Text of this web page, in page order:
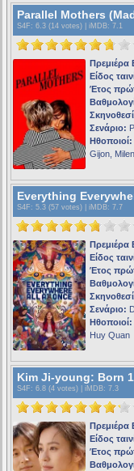
Parallel Mothers
S4F : 6.3 (14 votes) | iMDB: 7.1
Πρεμιέρα
Είδος
Έτος
Σενάριο:
Ηθοποιοί:
Gijon,
Everything
S4F : 5.3 (57 votes) | iMDB: 7.7
Πρεμιέρα
Είδος
Έτος
Σενάριο:
Ηθοποιοί:
Huy Quan
Kim Ji-young: Born
S4F : 6.8 (4 votes) | iMDB: 7.3
Πρεμιέρα
Είδος
Έτος